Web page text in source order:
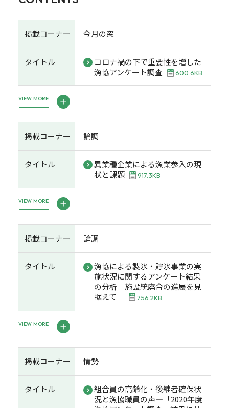
掲載コーナー 今月の窓
タイトル
コロナ禍の下で重要性を増した
漁協アンケート調査
600.6KB
VIEW MORE
掲載コーナー 論調
タイトル
異業種企業による漁業参入の現
状と課題
917.3KB
VIEW MORE
掲載コーナー 論調
タイトル
漁協による製氷・貯氷事業の実
施状況に関するアンケート結果
の分析─施設統廃合の進展を見
据えて─
756.2KB
VIEW MORE
掲載コーナー 情勢
タイトル
組合員の高齢化・後継者確保状
況と漁協職員の声―「2020年度